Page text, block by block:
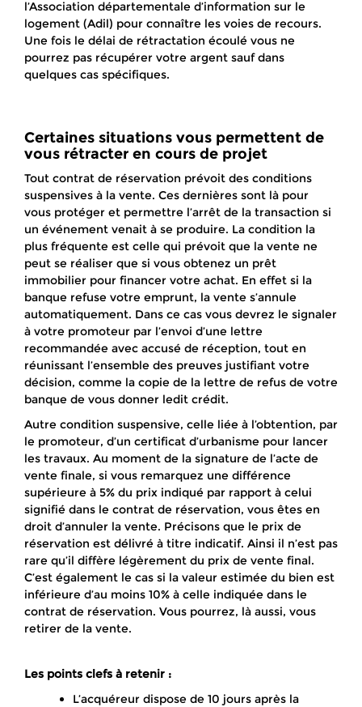
l’Association départementale d’information sur le
logement (Adil) pour connaître les voies de recours.
Une fois le délai de rétractation écoulé vous ne
pourrez pas récupérer votre argent sauf dans
quelques cas spécifiques.
Certaines situations vous permettent de
vous rétracter en cours de projet
Tout contrat de réservation prévoit des conditions
suspensives à la vente. Ces dernières sont là pour
vous protéger et permettre l’arrêt de la transaction si
un événement venait à se produire. La condition la
plus fréquente est celle qui prévoit que la vente ne
peut se réaliser que si vous obtenez un prêt
immobilier pour financer votre achat. En effet si la
banque refuse votre emprunt, la vente s’annule
automatiquement. Dans ce cas vous devrez le signaler
à votre promoteur par l’envoi d’une lettre
recommandée avec accusé de réception, tout en
réunissant l’ensemble des preuves justifiant votre
décision, comme la copie de la lettre de refus de votre
banque de vous donner ledit crédit.
Autre condition suspensive, celle liée à l’obtention, par
le promoteur, d’un certificat d’urbanisme pour lancer
les travaux. Au moment de la signature de l’acte de
vente finale, si vous remarquez une différence
supérieure à 5% du prix indiqué par rapport à celui
signifié dans le contrat de réservation, vous êtes en
droit d’annuler la vente. Précisons que le prix de
réservation est délivré à titre indicatif. Ainsi il n’est pas
rare qu’il diffère légèrement du prix de vente final.
C’est également le cas si la valeur estimée du bien est
inférieure d’au moins 10% à celle indiquée dans le
contrat de réservation. Vous pourrez, là aussi, vous
retirer de la vente.
Les points clefs à retenir :
L’acquéreur dispose de 10 jours après la